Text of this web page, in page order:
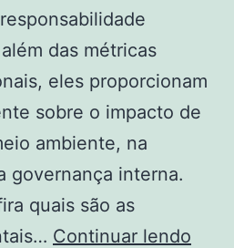
das métricas
eles proporcionam
sobre o impacto de
ambiente, na
governança interna.
quais são as
Continuar lendo